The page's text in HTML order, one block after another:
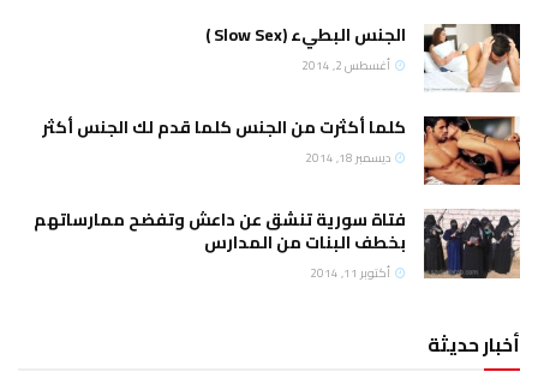
الجنس البطيء (Slow Sex )
أغسطس 2, 2014
كلما أكثرت من الجنس كلما قدم لك الجنس أكثر
ديسمبر 18, 2014
فتاة سورية تنشق عن داعش وتفضح ممارساتهم
بخطف البنات من المدارس
أكتوبر 11, 2014
أخبار حديثة